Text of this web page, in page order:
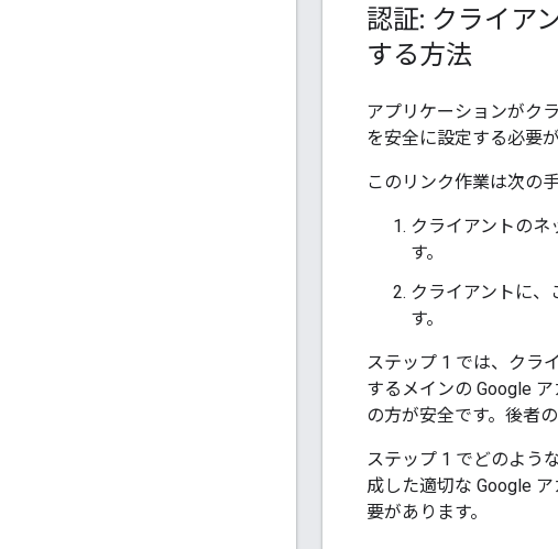
認証: クライア
する方法
アプリケーションがク
を安全に設定する必要が
このリンク作業は次の
クライアントの
す。
クライアントに
す。
ステップ 1 では、クラ
するメインの Google
の方が安全です。後者
ステップ 1 でどのよう
成した適切な Google
要があります。